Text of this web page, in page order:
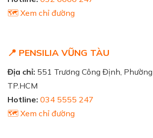
🗺️ Xem chỉ đường
📍 PENSILIA VŨNG TÀU
Địa chỉ: 551 Trương Công Định,
TP.HCM
Hotline: 034 5555 247
🗺️ Xem chỉ đường